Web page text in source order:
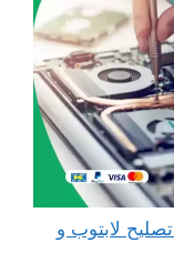
مهندس كمبيوتر الضباعية 65511033 تصليح لابتوب و